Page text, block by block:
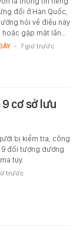
đối ở Hàn Quốc,
hỏi về điều này
hoặc gặp mặt lần…
- 7 giờ trước
9 cơ sở lưu
bị kiểm tra, công
9 đối tượng dương
túy.
trước